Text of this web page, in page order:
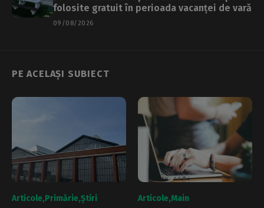
folosite gratuit în perioada vacanței de vară
09/08/2026
PE ACELAȘI SUBIECT
Articole Primărie Știri Articole Main